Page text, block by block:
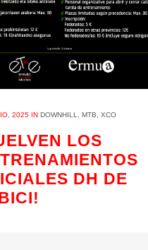
2025 IN DOWNHILL MTB XCO
LOS
DH DE